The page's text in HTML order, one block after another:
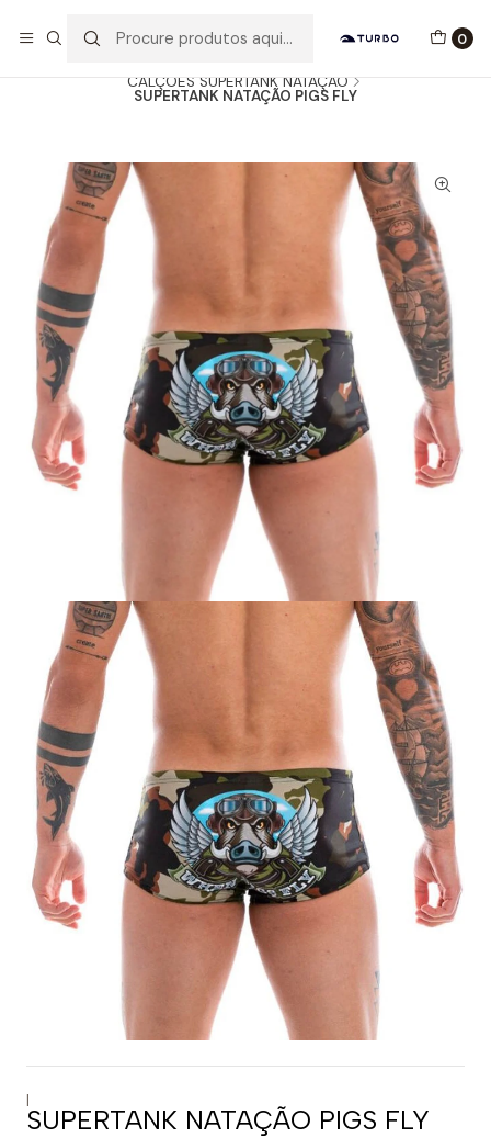
0
CALÇÕES SUPERTANK NATAÇÃO
SUPERTANK NATAÇÃO PIGS FLY
|
SUPERTANK NATAÇÃO PIGS FLY